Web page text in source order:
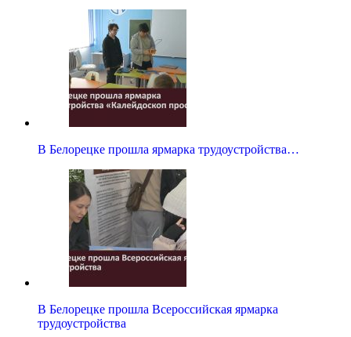
В Белорецке прошла ярмарка трудоустройства…
В Белорецке прошла Всероссийская ярмарка
трудоустройства